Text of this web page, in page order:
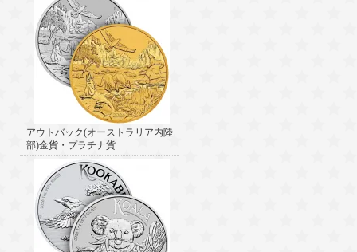
アウトバック(オーストラリア内陸
部)金貨・プラチナ貨